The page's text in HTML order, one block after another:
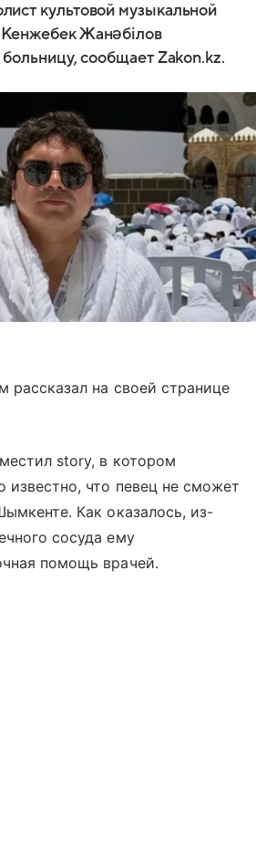
культовой музыкальной
Жанәбілов
сообщает Zakon.kz.
рассказал на своей странице
story, в котором
известно, что певец не сможет
Как оказалось, из-
сосуда ему
помощь врачей.